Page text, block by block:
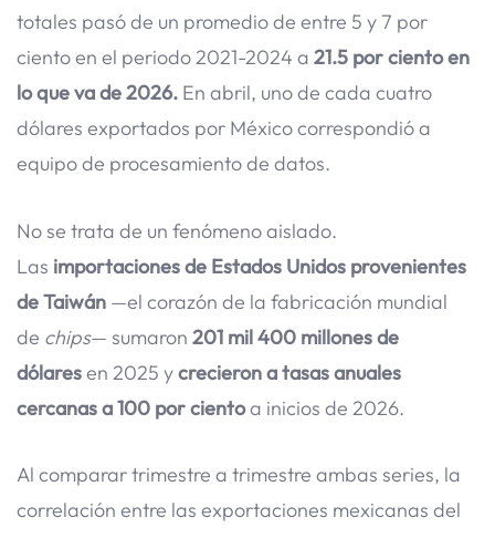
totales pasó de un promedio de entre 5 y 7 por
ciento en el periodo 2021-2024 a 21.5 por ciento en
lo que va de 2026. En abril, uno de cada cuatro
dólares exportados por México correspondió a
equipo de procesamiento de datos.
No se trata de un fenómeno aislado.
Las importaciones de Estados Unidos provenientes
de Taiwán —el corazón de la fabricación mundial
de chips— sumaron 201 mil 400 millones de
dólaresen 2025 ycrecieron a tasas anuales
cercanas a 100 por cientoa inicios de 2026.
Al comparar trimestre a trimestre ambas series, la
correlación entre las exportaciones mexicanas del